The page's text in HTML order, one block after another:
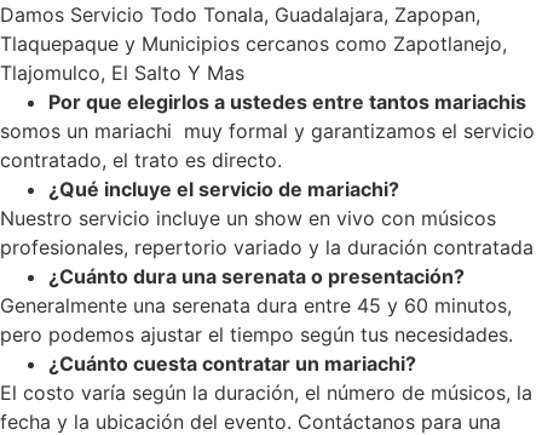
Damos Servicio Todo Tonala, Guadalajara, Zapopan,
Tlaquepaque y Municipios cercanos como Zapotlanejo,
Tlajomulco, El Salto Y Mas
Por que elegirlos a ustedes entre tantos mariachis
somos un mariachi muy formal y garantizamos el servicio
contratado, el trato es directo.
¿Qué incluye el servicio de mariachi?
Nuestro servicio incluye un show en vivo con músicos
profesionales, repertorio variado y la duración contratada
¿Cuánto dura una serenata o presentación?
Generalmente una serenata dura entre 45 y 60 minutos,
pero podemos ajustar el tiempo según tus necesidades.
¿Cuánto cuesta contratar un mariachi?
El costo varía según la duración, el número de músicos, la
fecha y la ubicación del evento. Contáctanos para una